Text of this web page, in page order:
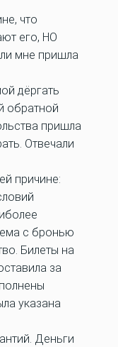
что
его, НО
мне пришла
дёргать
обратной
пришла
Отвечали
причине:
с бронью
Билеты на
за
указана
Деньги